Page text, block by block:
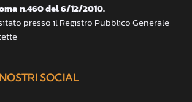
n.460 del 6/12/2010.
presso il Registro Pubblico Generale
SOCIAL